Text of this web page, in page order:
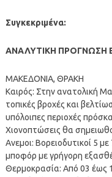
Συγκεκριμένα:
ΑΝΑΛΥΤΙΚΗ ΠΡΟΓΝΩΣΗ
ΜΑΚΕΔΟΝΙΑ, ΘΡΑΚΗ
Καιρός: Στην ανατολική
τοπικές βροχές και
υπόλοιπες περιοχές
Χιονοπτώσεις θα
Ανεμοι: Βορειοδυτικοί 5
μποφόρ με γρήγορη
Θερμοκρασία: Από 03 έως